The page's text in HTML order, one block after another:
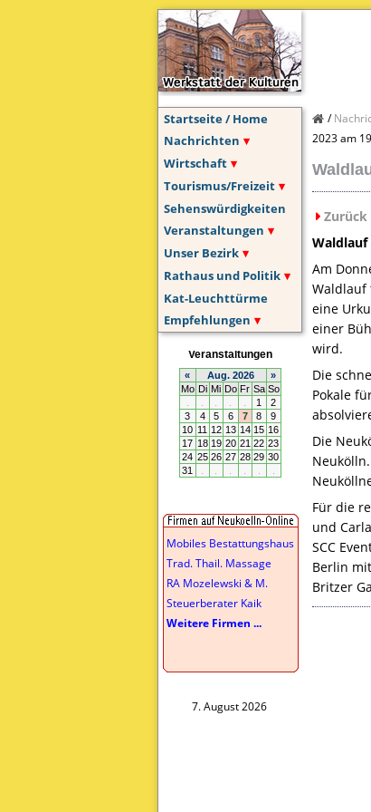
Startseite / Home
Nachrichten
Wirtschaft
Tourismus/Freizeit
Sehenswürdigkeiten
Veranstaltungen
Unser Bezirk
Rathaus und Politik
Kat-Leuchttürme
Empfehlungen
Mobiles Bestattungshaus
Trad. Thail. Massage
RA Mozelewski & M.
Steuerberater Kaik
Weitere Firmen ...
7. August 2026
2023 am
Zurück
Waldlauf
Am
Waldlauf
eine
einer
wird.
Die
Pokale
Die
Für die
und
SCC
Berlin
Britzer